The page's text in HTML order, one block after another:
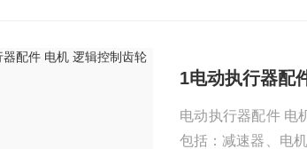
1电动执行器配
电动执行器配件 电
包括：减速器、电